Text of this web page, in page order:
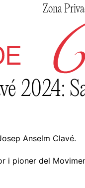
Zona
2024:
Anselm Clavé.
i pioner del